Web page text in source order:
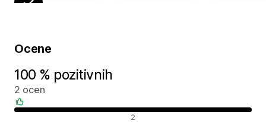
Ocene
100 % pozitivnih
2 ocen
Pozitivne ocene 2